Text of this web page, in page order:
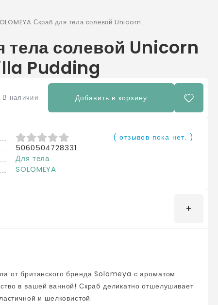
Скраб для тела солевой Unicorn
тела солевой Unicorn
Pudding
В наличии Добавить в корзину
0из 5
( отзывов пока нет. )
5060504728331
Для тела
SOLOMEYA
в вашей ванной! Скраб деликатно отшелушивает
и шелковистой.